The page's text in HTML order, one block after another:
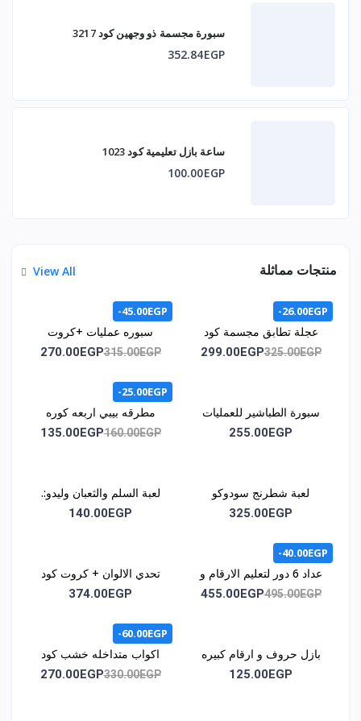
سبورة مجسمة ذو وجهين كود 3217
352.84EGP
ساعة بازل تعليمية كود 1023
100.00EGP
منتجات مماثلة View All
-26.00EGP
عجلة تطابق مجسمة كود
1071325.00EGP
299.00EGP
-45.00EGP
سبوره عمليات +كروت
اشكال هندسيه +كروت /
315.00EGP
270.00EGP
سبورة الطباشير للعمليات
الحسابية كود 1014
255.00EGP
-25.00EGP
مطرقه بيبي اربعه كوره
كود 1015
160.00EGP
135.00EGP
لعبة شطرنج سودوكو
مغناطيس كود1030
325.00EGP
لعبة السلم والثعبان وليدو:.
كود اللعبه :. 1035
140.00EGP
-40.00EGP
عداد 6 دور لتعليم الارقام و
الحروف وسائل المواصلات
495.00EGP
455.00EGP
تحدي الالوان + كروت كود
1044
374.00EGP
بازل حروف و ارقام كبيره
كود 1046
125.00EGP
-60.00EGP
اكواب متداخله خشب كود
1051330.00EGP
270.00EGP